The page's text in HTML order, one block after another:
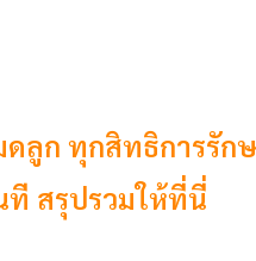
ลูก ทุกสิทธิการรัก
ที สรุปรวมให้ที่นี่